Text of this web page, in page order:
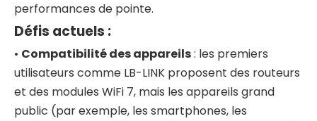
performances de pointe.
Défis actuels :
• Compatibilité des appareils: les premiers
utilisateurs comme LB-LINK proposent des routeurs
et des modules WiFi 7, mais les appareils grand
public (par exemple, les smartphones, les